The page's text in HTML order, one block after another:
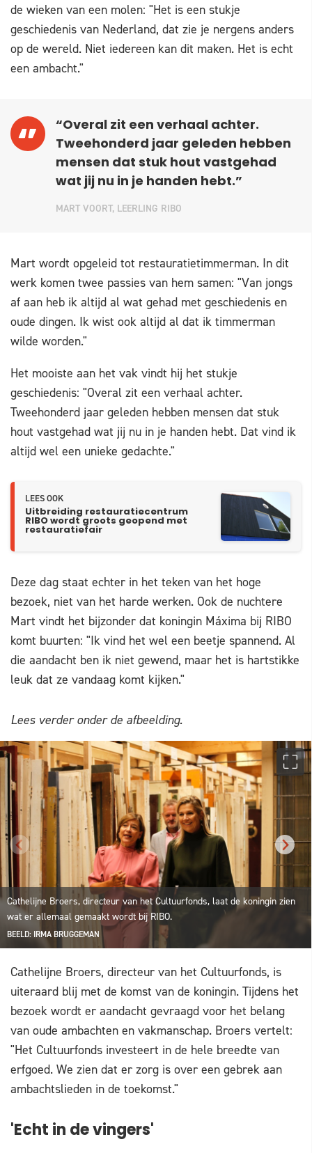
de wieken van een molen: "Het is een stukje
geschiedenis van Nederland, dat zie je nergens anders
op de wereld. Niet iedereen kan dit maken. Het is echt
een ambacht."
“Overal zit een verhaal achter.
Tweehonderd jaar geleden hebben
mensen dat stuk hout vastgehad
wat jij nu in je handen hebt.”
MART VOORT, LEERLING RIBO
Mart wordt opgeleid tot restauratietimmerman. In dit
werk komen twee passies van hem samen: "Van jongs
af aan heb ik altijd al wat gehad met geschiedenis en
oude dingen. Ik wist ook altijd al dat ik timmerman
wilde worden."
Het mooiste aan het vak vindt hij het stukje
geschiedenis: "Overal zit een verhaal achter.
Tweehonderd jaar geleden hebben mensen dat stuk
hout vastgehad wat jij nu in je handen hebt. Dat vind ik
altijd wel een unieke gedachte."
LEES OOK
Uitbreiding restauratiecentrum
RIBO wordt groots geopend met
restauratiefair
Deze dag staat echter in het teken van het hoge
bezoek, niet van het harde werken. Ook de nuchtere
Mart vindt het bijzonder dat koningin Máxima bij RIBO
komt buurten: "Ik vind het wel een beetje spannend. Al
die aandacht ben ik niet gewend, maar het is hartstikke
leuk dat ze vandaag komt kijken."
Lees verder onder de afbeelding.
Cathelijne Broers, directeur van het Cultuurfonds, laat de koningin zien
wat er allemaal gemaakt wordt bij RIBO.
BEELD: IRMA BRUGGEMAN
Cathelijne Broers, directeur van het Cultuurfonds, is
uiteraard blij met de komst van de koningin. Tijdens het
bezoek wordt er aandacht gevraagd voor het belang
van oude ambachten en vakmanschap. Broers vertelt:
"Het Cultuurfonds investeert in de hele breedte van
erfgoed. We zien dat er zorg is over een gebrek aan
ambachtslieden in de toekomst."
'Echt in de vingers'